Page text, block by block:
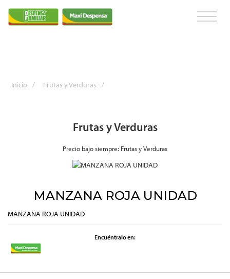
Inicio / Frutas y Verduras /
Frutas y Verduras
Precio bajo siempre: Frutas y Verduras
MANZANA ROJA UNIDAD
MANZANA ROJA UNIDAD
Encuéntralo en: